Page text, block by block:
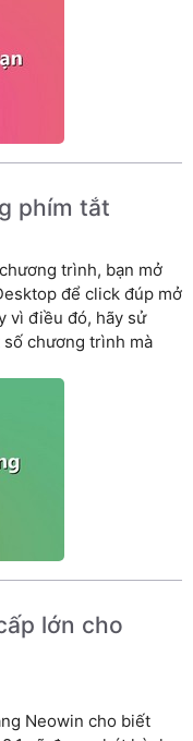
phím tắt
trình, bạn mở
để click đúp mở
vì điều đó, hãy sử
chương trình mà
lớn cho
Neowin cho biết